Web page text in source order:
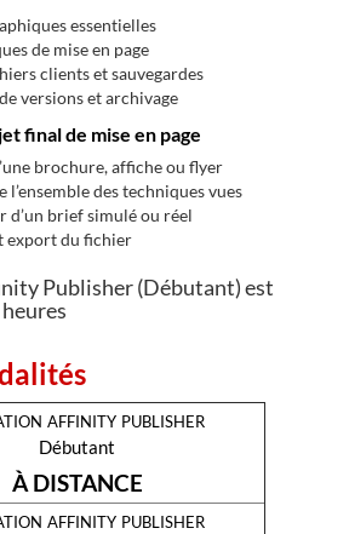
essentielles
de mise en page
clients et sauvegardes
versions et archivage
final de mise en page
brochure, affiche ou flyer
des techniques vues
d’un brief simulé ou réel
export du fichier
Publisher (Débutant) est
affinity publisher
Débutant
À DISTANCE
affinity publisher